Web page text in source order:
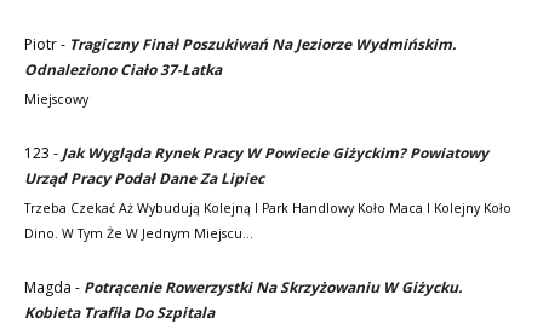
Piotr- Tragiczny Finał Poszukiwań Na Jeziorze Wydmińskim.
Odnaleziono Ciało 37-Latka
Miejscowy
123 - Jak Wygląda Rynek Pracy W Powiecie Giżyckim? Powiatowy
Urząd Pracy Podał Dane Za Lipiec
Trzeba Czekać Aż Wybudują Kolejną I Park Handlowy Koło Maca I Kolejny Koło
Dino. W Tym Że W Jednym Miejscu…
Magda - Potrącenie Rowerzystki Na Skrzyżowaniu W Giżycku.
Kobieta Trafiła Do Szpitala